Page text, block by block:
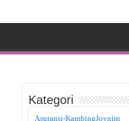
Kategori
Asuransi-KambingJoynim